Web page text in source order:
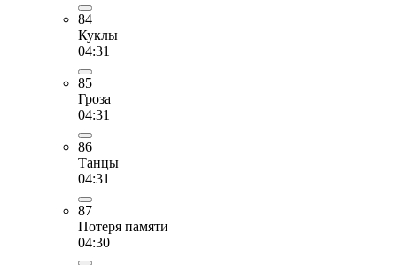
84
Куклы
04:31
85
Гроза
04:31
86
Танцы
04:31
87
Потеря памяти
04:30